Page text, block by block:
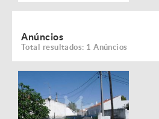
Anúncios
Total resultados: 1 Anúncios